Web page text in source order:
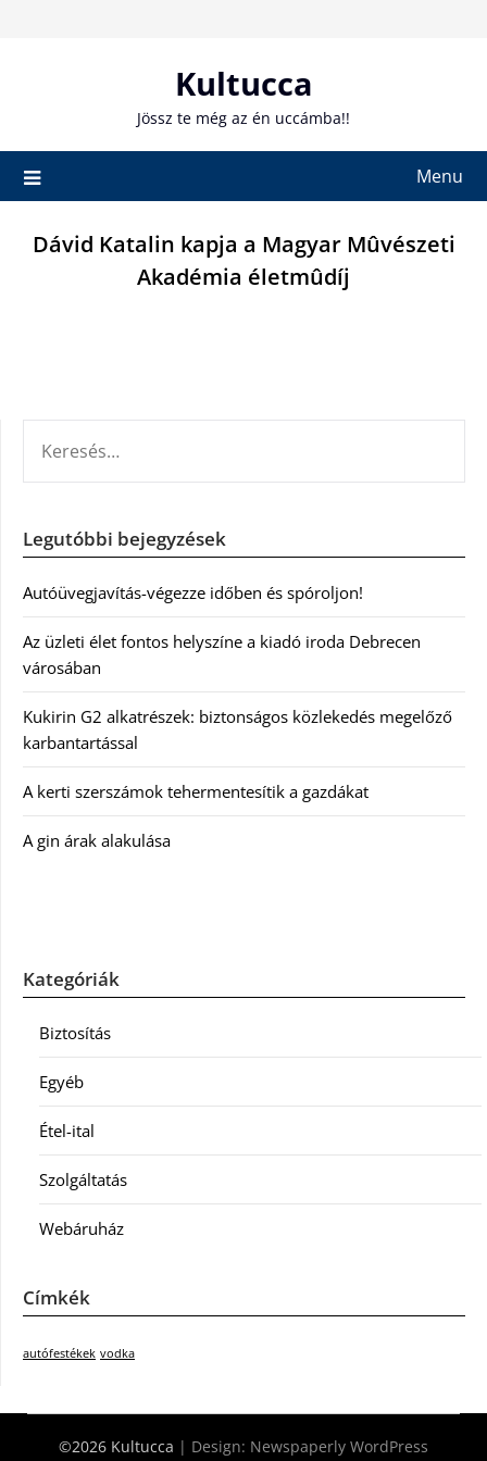
Kultucca
Jössz te még az én uccámba!!
Menu
Dávid Katalin kapja a Magyar Mûvészeti
Akadémia életmûdíj
Legutóbbi bejegyzések
Autóüvegjavítás-végezze időben és spóroljon!
Az üzleti élet fontos helyszíne a kiadó iroda Debrecen
városában
Kukirin G2 alkatrészek: biztonságos közlekedés megelőző
karbantartással
A kerti szerszámok tehermentesítik a gazdákat
A gin árak alakulása
Kategóriák
Biztosítás
Egyéb
Étel-ital
Szolgáltatás
Webáruház
Címkék
autófestékek vodka
©2026 Kultucca | Design: Newspaperly WordPress